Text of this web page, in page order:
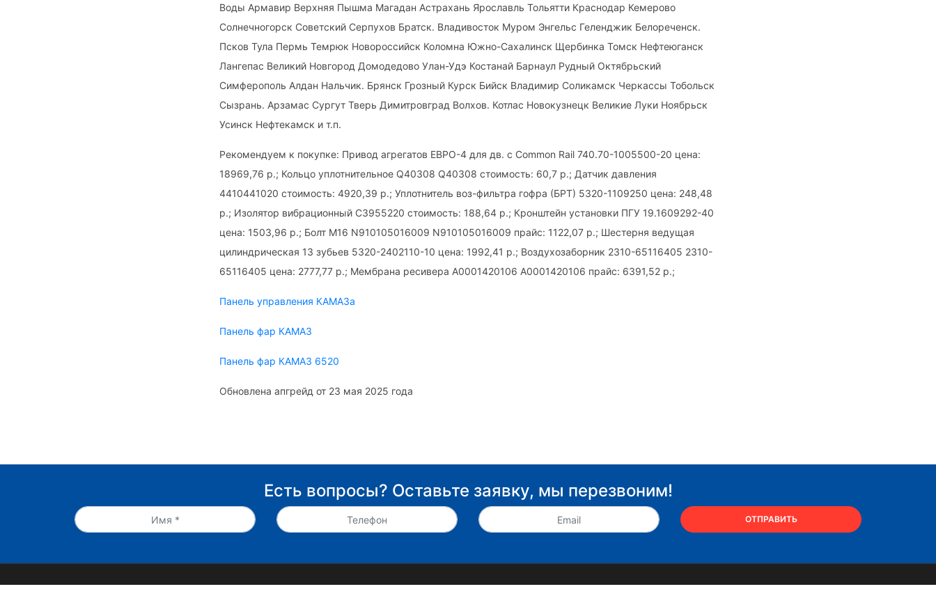
Воды Армавир Верхняя Пышма Магадан Астрахань Ярославль Тольятти Краснодар Кемерово
Солнечногорск Советский Серпухов Братск. Владивосток Муром Энгельс Геленджик Белореченск.
Псков Тула Пермь Темрюк Новороссийск Коломна Южно-Сахалинск Щербинка Томск Нефтеюганск
Лангепас Великий Новгород Домодедово Улан-Удэ Костанай Барнаул Рудный Октябрьский
Симферополь Алдан Нальчик. Брянск Грозный Курск Бийск Владимир Соликамск Черкассы Тобольск
Сызрань. Арзамас Сургут Тверь Димитровград Волхов. Котлас Новокузнецк Великие Луки Ноябрьск
Усинск Нефтекамск и т.п.
Рекомендуем к покупке: Привод агрегатов ЕВРО-4 для дв. с Common Rail 740.70-1005500-20 цена:
18969,76 р.; Кольцо уплотнительное Q40308 Q40308 стоимость: 60,7 р.; Датчик давления
4410441020 стоимость: 4920,39 р.; Уплотнитель воз-фильтра гофра (БРТ) 5320-1109250 цена: 248,48
р.; Изолятор вибрационный C3955220 стоимость: 188,64 р.; Кронштейн установки ПГУ 19.1609292-40
цена: 1503,96 р.; Болт М16 N910105016009 N910105016009 прайс: 1122,07 р.; Шестерня ведущая
цилиндрическая 13 зубьев 5320-2402110-10 цена: 1992,41 р.; Воздухозаборник 2310-65116405 2310-
65116405 цена: 2777,77 р.; Мембрана ресивера A0001420106 A0001420106 прайс: 6391,52 р.;
Панель управления КАМАЗа
Панель фар КАМАЗ
Панель фар КАМАЗ 6520
Обновлена апгрейд от 23 мая 2025 года
Есть вопросы? Оставьте заявку, мы перезвоним!
ОТПРАВИТЬ